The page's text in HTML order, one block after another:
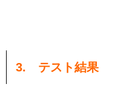
3. テスト結果